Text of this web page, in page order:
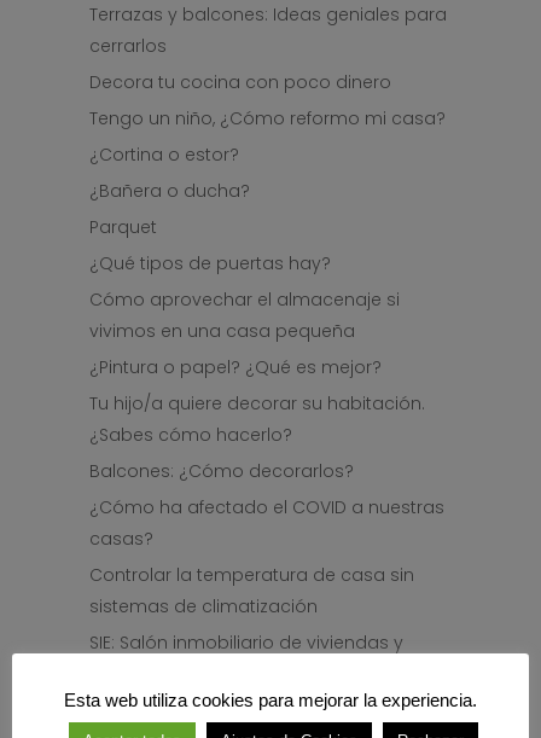
Terrazas y balcones: Ideas geniales para
cerrarlos
Decora tu cocina con poco dinero
Tengo un niño, ¿Cómo reformo mi casa?
¿Cortina o estor?
¿Bañera o ducha?
Parquet
¿Qué tipos de puertas hay?
Cómo aprovechar el almacenaje si
vivimos en una casa pequeña
¿Pintura o papel? ¿Qué es mejor?
Tu hijo/a quiere decorar su habitación.
¿Sabes cómo hacerlo?
Balcones: ¿Cómo decorarlos?
¿Cómo ha afectado el COVID a nuestras
casas?
Controlar la temperatura de casa sin
sistemas de climatización
SIE: Salón inmobiliario de viviendas y
Cocina: ¿Cómo distribuirla?
Esta web utiliza cookies para mejorar la experiencia.